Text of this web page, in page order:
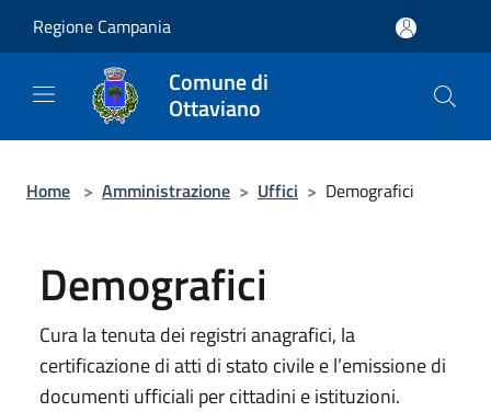
Regione Campania
Comune di
Ottaviano
Home > Amministrazione > Uffici > Demografici
Demografici
Cura la tenuta dei registri anagrafici, la
certificazione di atti di stato civile e l’emissione di
documenti ufficiali per cittadini e istituzioni.